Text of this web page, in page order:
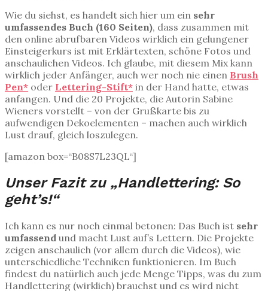
Wie du siehst, es handelt sich hier um ein sehr
umfassendes Buch (160 Seiten), dass zusammen mit
den online abrufbaren Videos wirklich ein gelungener
Einsteigerkurs ist mit Erklärtexten, schöne Fotos und
anschaulichen Videos. Ich glaube, mit diesem Mix kann
wirklich jeder Anfänger, auch wer noch nie einen Brush
Pen* oder Lettering-Stift* in der Hand hatte, etwas
anfangen. Und die 20 Projekte, die Autorin Sabine
Wieners vorstellt – von der Grußkarte bis zu
aufwendigen Dekoelementen – machen auch wirklich
Lust drauf, gleich loszulegen.
[amazon box=“B08S7L23QL“]
Unser Fazit zu „Handlettering: So
geht’s!“
Ich kann es nur noch einmal betonen: Das Buch ist sehr
umfassend und macht Lust auf’s Lettern. Die Projekte
zeigen anschaulich (vor allem durch die Videos), wie
unterschiedliche Techniken funktionieren. Im Buch
findest du natürlich auch jede Menge Tipps, was du zum
Handlettering (wirklich) brauchst und es wird nicht